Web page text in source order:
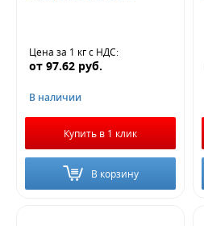
Цена за 1 кгс НДС:
от 97.62 руб.
В наличии
Купить в 1 клик
В корзину